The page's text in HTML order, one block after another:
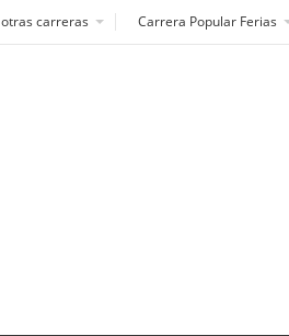
otras carreras Carrera Popular Ferias